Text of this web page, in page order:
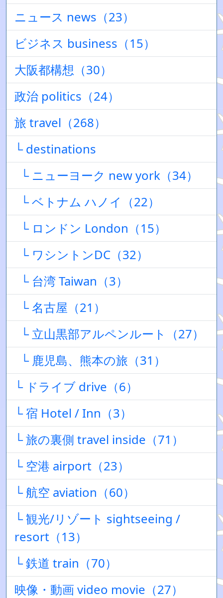
ニュース news（23）
ビジネス business（15）
大阪都構想（30）
政治 politics（24）
旅 travel（268）
└ destinations
└ ニューヨーク new york（34）
└ ベトナム ハノイ（22）
└ ロンドン London（15）
└ ワシントンDC（32）
└ 台湾 Taiwan（3）
└ 名古屋（21）
└ 立山黒部アルペンルート（27）
└ 鹿児島、熊本の旅（31）
└ ドライブ drive（6）
└ 宿 Hotel / Inn（3）
└ 旅の裏側 travel inside（71）
└ 空港 airport（23）
└ 航空 aviation（60）
└ 観光/リゾート sightseeing /
resort（13）
└ 鉄道 train（70）
映像・動画 video movie（27）